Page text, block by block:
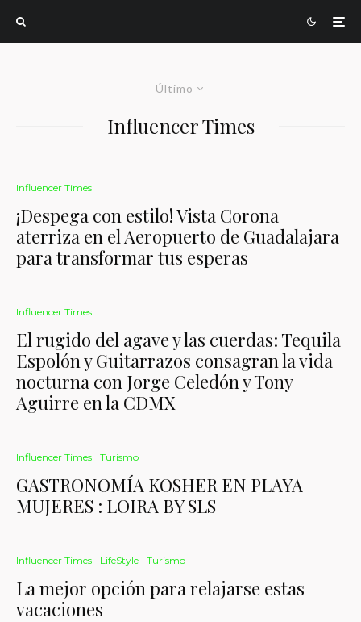
Último
Influencer Times
Influencer Times
¡Despega con estilo! Vista Corona
aterriza en el Aeropuerto de Guadalajara
para transformar tus esperas
Influencer Times
El rugido del agave y las cuerdas: Tequila
Espolón y Guitarrazos consagran la vida
nocturna con Jorge Celedón y Tony
Aguirre en la CDMX
Influencer Times Turismo
GASTRONOMÍA KOSHER EN PLAYA
MUJERES : LOIRA BY SLS
Influencer Times LifeStyle Turismo
La mejor opción para relajarse estas
vacaciones